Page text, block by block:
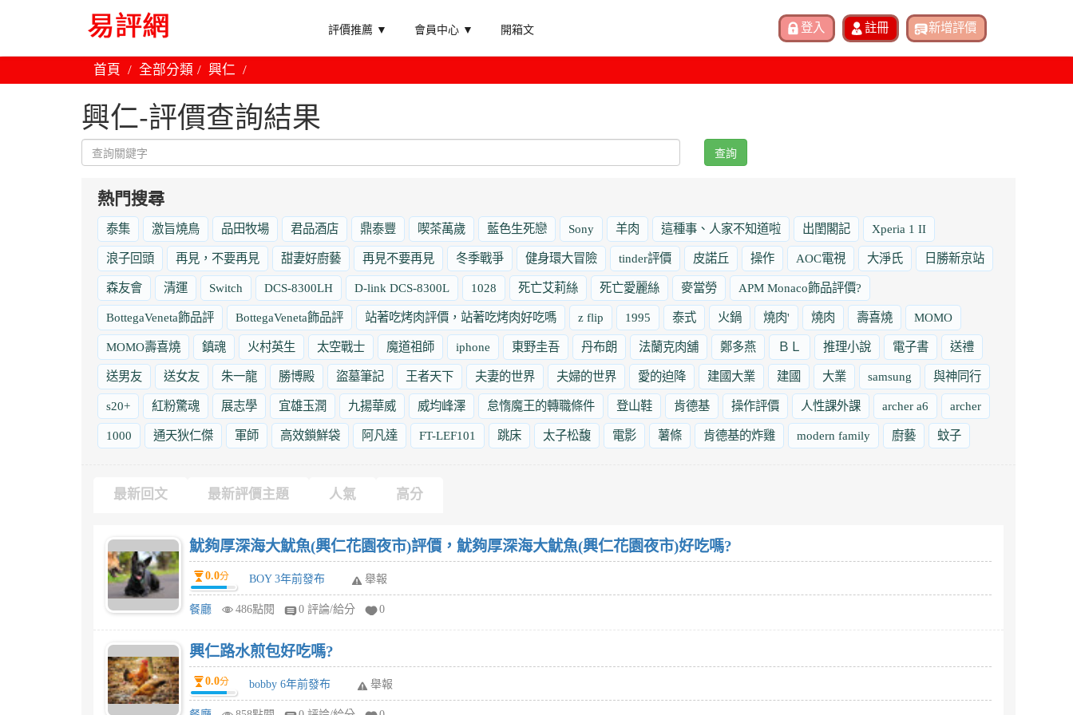
評價推薦 ▼ 會員中心 ▼ 開箱文
首頁 全部分類 興仁
興仁-評價查詢結果
查詢
熱門搜尋
泰集 激旨燒鳥 品田牧場 君品酒店 鼎泰豐 喫茶萬歲 藍色生死戀 Sony 羊肉 這種事、人家不知道啦 出閨閣記 Xperia 1 II
浪子回頭 再見，不要再見 甜妻好廚藝 再見不要再見 冬季戰爭 健身環大冒險 tinder評價 皮諾丘 操作 AOC電視 大淨氏 日勝新京站
森友會 清運 Switch DCS-8300LH D-link DCS-8300L 1028 死亡艾莉絲 死亡愛麗絲 麥當勞 APM Monaco飾品評價?
BottegaVeneta飾品評 BottegaVeneta飾品評 站著吃烤肉評價，站著吃烤肉好吃嗎 z flip 1995 泰式 火鍋 燒肉' 燒肉 壽喜燒 MOMO
MOMO壽喜燒 鎮魂 火村英生 太空戰士 魔道祖師 iphone 東野圭吾 丹布朗 法蘭克肉舖 鄭多燕 ＢＬ 推理小說 電子書 送禮
送男友 送女友 朱一龍 勝博殿 盜墓筆記 王者天下 夫妻的世界 夫婦的世界 愛的迫降 建國大業 建國 大業 samsung 與神同行
s20+ 紅粉驚魂 展志學 宜雄玉潤 九揚華威 威均峰澤 怠惰魔王的轉職條件 登山鞋 肯德基 操作評價 人性課外課 archer a6 archer
1000 通天狄仁傑 軍師 高效鎖鮮袋 阿凡達 FT-LEF101 跳床 太子松馥 電影 薯條 肯德基的炸雞 modern family 廚藝 蚊子
最新回文 最新評價主題 人氣 高分
魷夠厚深海大魷魚(興仁花園夜市)評價，魷夠厚深海大魷魚(興仁花園夜市)好吃嗎?
0.0分 BOY 3年前發布 舉報
餐廳 486點閱 0 評論/給分 0
興仁路水煎包好吃嗎?
0.0分 bobby 6年前發布 舉報